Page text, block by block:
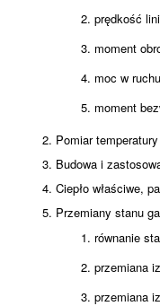
prędkość
moment
moc w
moment
Pomiar
Budowa i
Ciepło właściwe,
Przemiany stanu
równanie
przemiana
przemiana